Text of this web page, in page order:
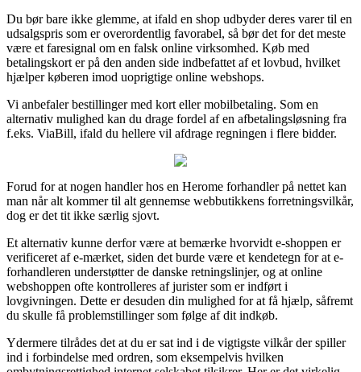
Du bør bare ikke glemme, at ifald en shop udbyder deres varer til en
udsalgspris som er overordentlig favorabel, så bør det for det meste
være et faresignal om en falsk online virksomhed. Køb med
betalingskort er på den anden side indbefattet af et lovbud, hvilket
hjælper køberen imod uoprigtige online webshops.
Vi anbefaler bestillinger med kort eller mobilbetaling. Som en
alternativ mulighed kan du drage fordel af en afbetalingsløsning fra
f.eks. ViaBill, ifald du hellere vil afdrage regningen i flere bidder.
Forud for at nogen handler hos en Herome forhandler på nettet kan
man når alt kommer til alt gennemse webbutikkens forretningsvilkår,
dog er det tit ikke særlig sjovt.
Et alternativ kunne derfor være at bemærke hvorvidt e-shoppen er
verificeret af e-mærket, siden det burde være et kendetegn for at e-
forhandleren understøtter de danske retningslinjer, og at online
webshoppen ofte kontrolleres af jurister som er indført i
lovgivningen. Dette er desuden din mulighed for at få hjælp, såfremt
du skulle få problemstillinger som følge af dit indkøb.
Ydermere tilrådes det at du er sat ind i de vigtigste vilkår der spiller
ind i forbindelse med ordren, som eksempelvis hvilken